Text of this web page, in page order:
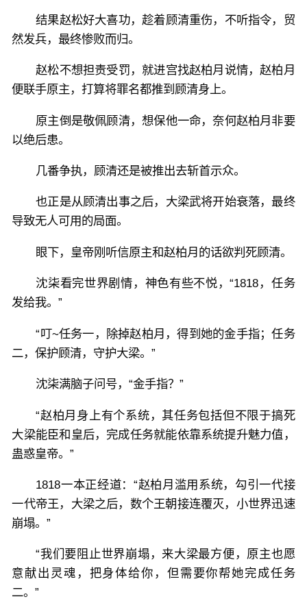
结果赵松好大喜功，趁着顾清重伤，不听指令，贸
然发兵，最终惨败而归。
赵松不想担责受罚，就进宫找赵柏月说情，赵柏月
便联手原主，打算将罪名都推到顾清身上。
原主倒是敬佩顾清，想保他一命，奈何赵柏月非要
以绝后患。
几番争执，顾清还是被推出去斩首示众。
也正是从顾清出事之后，大梁武将开始衰落，最终
导致无人可用的局面。
眼下，皇帝刚听信原主和赵柏月的话欲判死顾清。
沈柒看完世界剧情，神色有些不悦，“1818，任务
发给我。”
“叮~任务一，除掉赵柏月，得到她的金手指；任务
二，保护顾清，守护大梁。”
沈柒满脑子问号，“金手指？”
“赵柏月身上有个系统，其任务包括但不限于搞死
大梁能臣和皇后，完成任务就能依靠系统提升魅力值，
蛊惑皇帝。”
1818一本正经道：“赵柏月滥用系统，勾引一代接
一代帝王，大梁之后，数个王朝接连覆灭，小世界迅速
崩塌。”
“我们要阻止世界崩塌，来大梁最方便，原主也愿
意献出灵魂，把身体给你，但需要你帮她完成任务
二。”